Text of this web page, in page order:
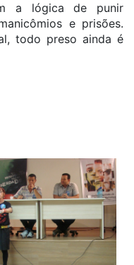
a lógica de punir
e prisões.
todo preso ainda é